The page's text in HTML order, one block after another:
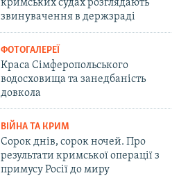
кримських судах розглядають
звинувачення в держзраді
ФОТОГАЛЕРЕЇ
Краса Сімферопольського
водосховища та занедбаність
довкола
ВІЙНА ТА КРИМ
Сорок днів, сорок ночей. Про
результати кримської операції з
примусу Росії до миру